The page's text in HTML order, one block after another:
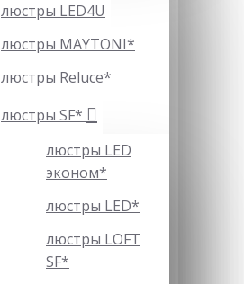
люстры LED4U
люстры MAYTONI*
люстры Reluce*
люстры SF*
люстры LED
эконом*
люстры LED*
люстры LOFT
SF*